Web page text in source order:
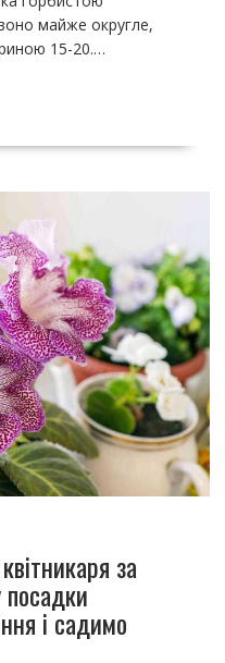
майже округле,
15-20.…
за
і садимо